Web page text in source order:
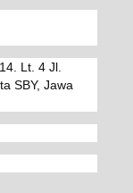
Lt. 4 Jl.
SBY, Jawa